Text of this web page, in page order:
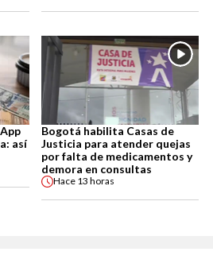
así
Bogotá habilita Casas de
Justicia para atender quejas
por falta de medicamentos y
demora en consultas
Hace 13 horas